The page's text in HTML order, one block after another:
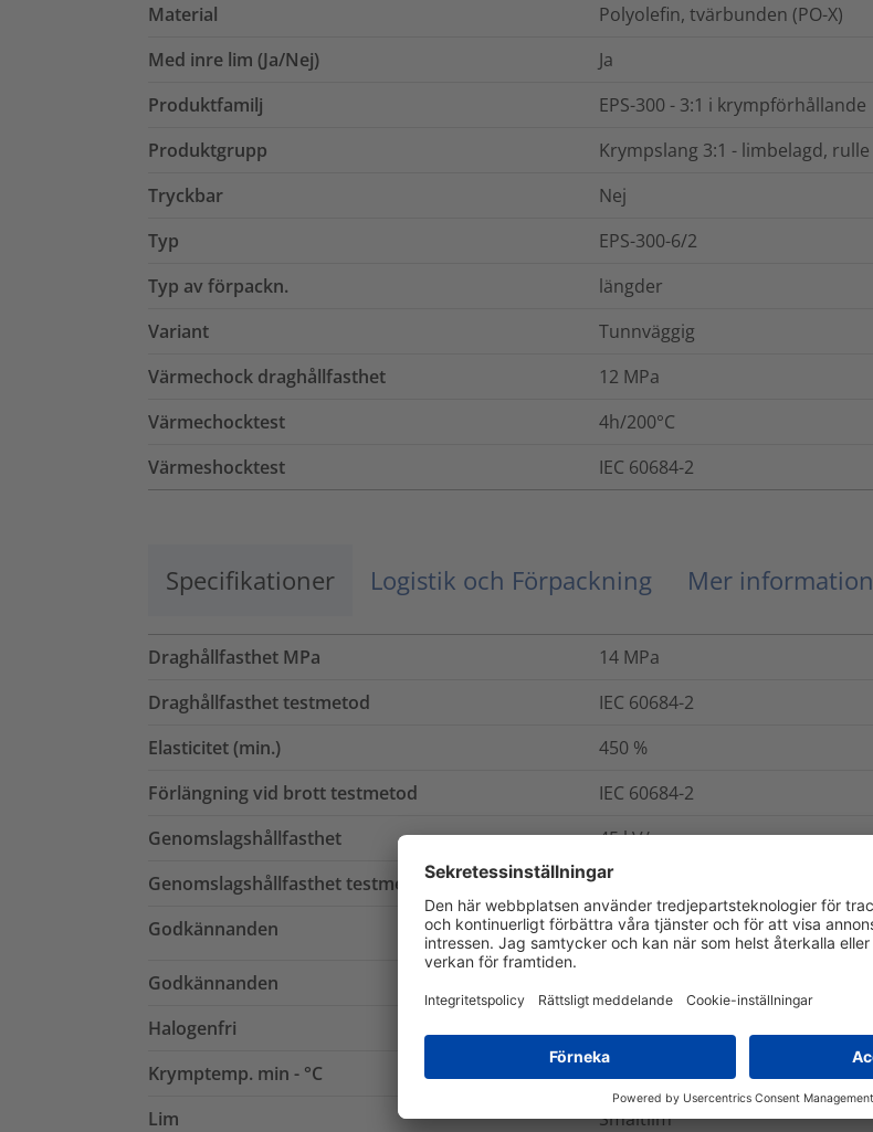
Material
Polyolefin, tvärbunden (PO-X)
Med inre lim (Ja/Nej)
Ja
Produktfamilj
EPS-300 - 3:1 i krympförhållande
Produktgrupp
Krympslang 3:1 - limbelagd, rulle
Tryckbar
Nej
Typ
EPS-300-6/2
Typ av förpackn.
längder
Variant
Tunnväggig
Värmechock draghållfasthet
12 MPa
Värmechocktest
4h/200°C
Värmeshocktest
IEC 60684-2
Specifikationer Logistik och Förpackning Mer information
Draghållfasthet MPa 14 MPa
Draghållfasthet testmetod
IEC 60684-2
Elasticitet (min.)
450 %
Förlängning vid brott testmetod
IEC 60684-2
Genomslagshållfasthet
45kV/mm
Genomslagshållfasthet testmetod
IEC 60684-2
Godkännanden
Godkännanden
Halogenfri
Krymptemp. min - °C
+120 °C
Lim
Smältlim